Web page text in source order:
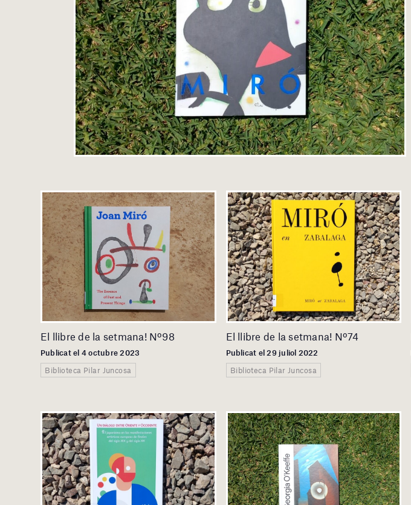
El llibre de la setmana! Nº98
Publicat el 4 octubre 2023
Biblioteca Pilar Juncosa
El llibre de la setmana! Nº74
Publicat el 29 juliol 2022
Biblioteca Pilar Juncosa